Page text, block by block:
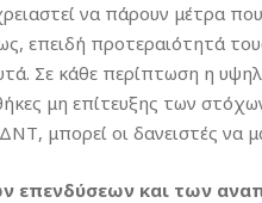
να πάρουν μέτρα
επειδή προτεραιότητά
Σε κάθε περίπτωση η
μη επίτευξης των
μπορεί οι δανειστές να
επενδύσεων και των